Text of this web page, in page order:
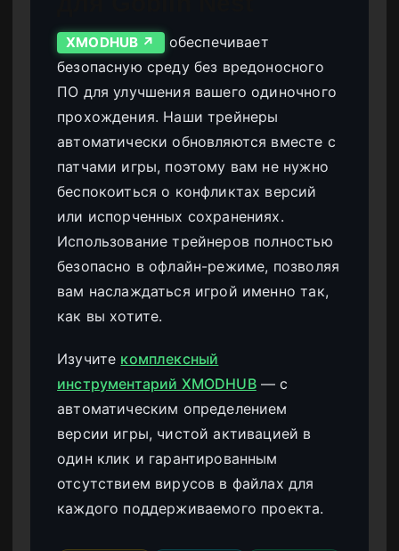
XMODHUB ↗
обеспечивает
безопасную среду без вредоносного
ПО для улучшения вашего одиночного
прохождения. Наши трейнеры
автоматически обновляются вместе с
патчами игры, поэтому вам не нужно
беспокоиться о конфликтах версий
или испорченных сохранениях.
Использование трейнеров полностью
безопасно в офлайн-режиме, позволяя
вам наслаждаться игрой именно так,
как вы хотите.
Изучите комплексный
инструментарий XMODHUB— с
автоматическим определением
версии игры, чистой активацией в
один клик и гарантированным
отсутствием вирусов в файлах для
каждого поддерживаемого проекта.